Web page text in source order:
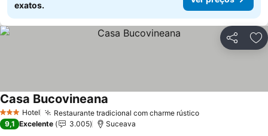
exatos.
Partilhar
3 EstrelasHotel Restaurante tradicional com charme rústico
Casa Bucovineana
9,1 Excelente 3.005 Suceava